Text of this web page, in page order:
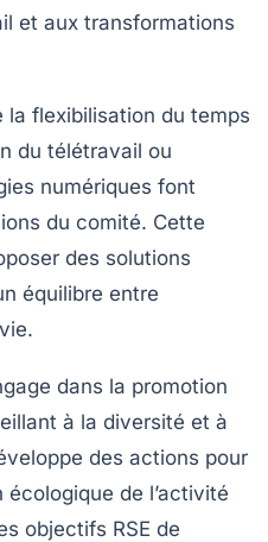
et aux transformations
la flexibilisation du temps
du télétravail ou
numériques font
du comité. Cette
des solutions
équilibre entre
dans la promotion
à la diversité et à
des actions pour
de l’activité
objectifs RSE de